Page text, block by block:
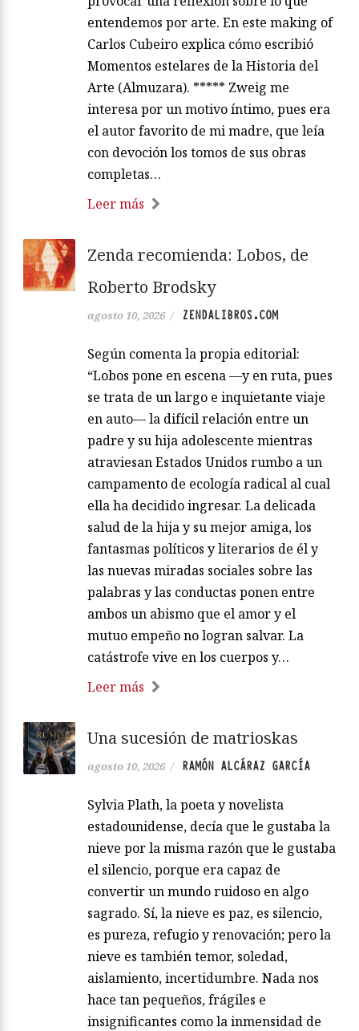
entendemos por arte. En este making of
Carlos Cubeiro explica cómo escribió
Momentos estelares de la Historia del
Arte (Almuzara). ***** Zweig me
interesa por un motivo íntimo, pues era
el autor favorito de mi madre, que leía
con devoción los tomos de sus obras
completas…
Leer más
Zenda recomienda: Lobos, de
Roberto Brodsky
agosto 10, 2026 / ZENDALIBROS.COM
Según comenta la propia editorial:
“Lobos pone en escena —y en ruta, pues
se trata de un largo e inquietante viaje
en auto— la difícil relación entre un
padre y su hija adolescente mientras
atraviesan Estados Unidos rumbo a un
campamento de ecología radical al cual
ella ha decidido ingresar. La delicada
salud de la hija y su mejor amiga, los
fantasmas políticos y literarios de él y
las nuevas miradas sociales sobre las
palabras y las conductas ponen entre
ambos un abismo que el amor y el
mutuo empeño no logran salvar. La
catástrofe vive en los cuerpos y…
Leer más
Una sucesión de matrioskas
agosto 10, 2026 / RAMÓN ALCÁRAZ GARCÍA
Sylvia Plath, la poeta y novelista
estadounidense, decía que le gustaba la
nieve por la misma razón que le gustaba
el silencio, porque era capaz de
convertir un mundo ruidoso en algo
sagrado. Sí, la nieve es paz, es silencio,
es pureza, refugio y renovación; pero la
nieve es también temor, soledad,
aislamiento, incertidumbre. Nada nos
hace tan pequeños, frágiles e
insignificantes como la inmensidad de